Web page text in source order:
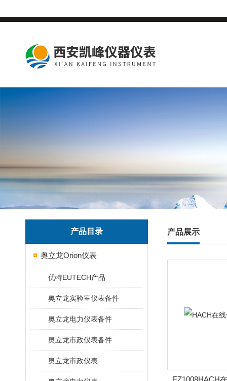
产品目录
奥立龙Orion仪表
优特EUTECH产品
奥立龙实验室仪表备件
奥立龙电力仪表备件
奥立龙市政仪表备件
奥立龙市政仪表
产品展示
EZ1008HACH